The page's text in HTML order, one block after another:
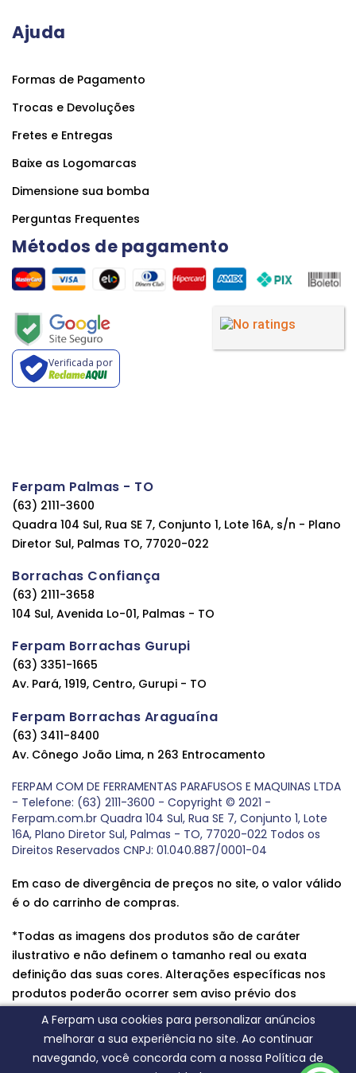
A Ferpam usa cookies para personalizar anúncios
melhorar a sua experiência no site. Ao continuar
navegando, você concorda com a nossa Política de
Ajuda
Formas de Pagamento
Trocas e Devoluções
Fretes e Entregas
Baixe as Logomarcas
Dimensione sua bomba
Perguntas Frequentes
Métodos de pagamento
Verificada por
Ferpam Palmas - TO
(63) 2111-3600
Quadra 104 Sul, Rua SE 7, Conjunto 1, Lote 16A, s/n - Plano
Diretor Sul, Palmas TO, 77020-022
Borrachas Confiança
(63) 2111-3658
104 Sul, Avenida Lo-01, Palmas - TO
Ferpam Borrachas Gurupi
(63) 3351-1665
Av. Pará, 1919, Centro, Gurupi - TO
Ferpam Borrachas Araguaína
(63) 3411-8400
Av. Cônego João Lima, n 263 Entrocamento
FERPAM COM DE FERRAMENTAS PARAFUSOS E MAQUINAS LTDA
- Telefone: (63) 2111-3600 - Copyright © 2021 -
Ferpam.com.br Quadra 104 Sul, Rua SE 7, Conjunto 1, Lote
16A, Plano Diretor Sul, Palmas - TO, 77020-022 Todos os
Direitos Reservados CNPJ: 01.040.887/0001-04
Em caso de divergência de preços no site, o valor válido
é o do carrinho de compras.
*Todas as imagens dos produtos são de caráter
ilustrativo e não definem o tamanho real ou exata
definição das suas cores. Alterações específicas nos
produtos poderão ocorrer sem aviso prévio dos
fornecedores, qualquer dúvida sobre nossos produtos
entre em contato conosco.